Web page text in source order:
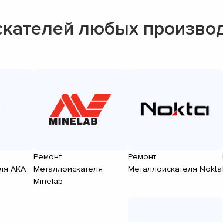
любых
АКА
Ремонт
Металлоискателя
Minelab
Ремонт
Металлоискателя Nokta